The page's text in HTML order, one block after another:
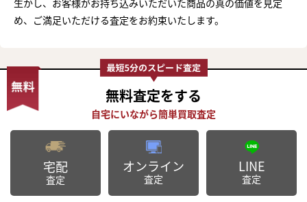
生かし、お客様がお持ち込みいただいた商品の真の価値を見定
め、ご満足いただける査定をお約束いたします。
無料査定をする
宅配
査定
オンライン
査定
LINE
査定